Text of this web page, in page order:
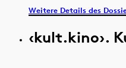
Weitere Details des
‹kult.kino›.